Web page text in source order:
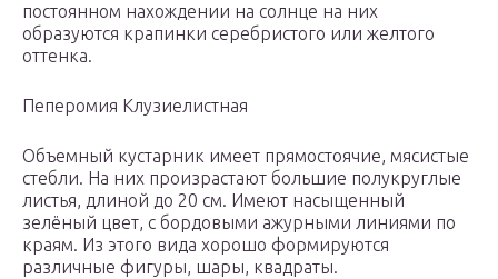
постоянном нахождении на солнце на них
образуются крапинки серебристого или желтого
оттенка.
Пеперомия Клузиелистная
Объемный кустарник имеет прямостоячие, мясистые
стебли. На них произрастают большие полукруглые
листья, длиной до 20 см. Имеют насыщенный
зелёный цвет, с бордовыми ажурными линиями по
краям. Из этого вида хорошо формируются
различные фигуры, шары, квадраты.